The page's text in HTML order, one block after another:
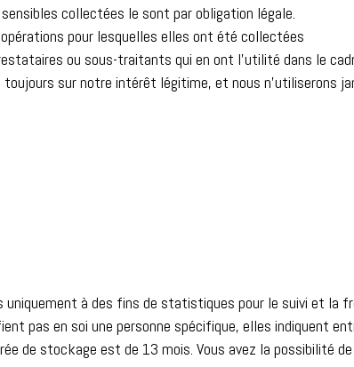
collectées le sont par obligation légale.
pour lesquelles elles ont été collectées
ou sous-traitants qui en ont l’utilité dans le
sur notre intérêt légitime, et nous n’utiliserons
à des fins de statistiques pour le suivi et la
pas en soi une personne spécifique, elles indiquent
de stockage est de 13 mois. Vous avez la possibilité